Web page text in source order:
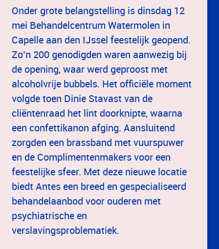
Onder grote belangstelling is dinsdag 12
mei Behandelcentrum Watermolen in
Capelle aan den IJssel feestelijk geopend.
Zo’n 200 genodigden waren aanwezig bij
de opening, waar werd geproost met
alcoholvrije bubbels. Het officiële moment
volgde toen Dinie Stavast van de
cliëntenraad het lint doorknipte, waarna
een confettikanon afging. Aansluitend
zorgden een brassband met vuurspuwer
en de Complimentenmakers voor een
feestelijke sfeer. Met deze nieuwe locatie
biedt Antes een breed en gespecialiseerd
behandelaanbod voor ouderen met
psychiatrische en
verslavingsproblematiek.